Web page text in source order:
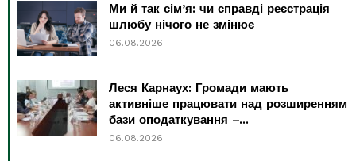
Ми й так сім’я: чи справді реєстрація
шлюбу нічого не змінює
06.08.2026
Леся Карнаух: Громади мають
активніше працювати над розширенням
бази оподаткування –...
06.08.2026